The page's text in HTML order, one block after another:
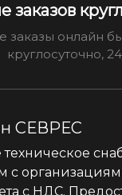
заказы онлайн
круглосуточно,
СЕВРЕС
с
с НДС.